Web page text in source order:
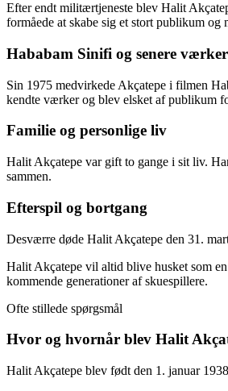
Efter endt militærtjeneste blev Halit
formåede at skabe sig et stort publikum og
Hababam Sinifi og senere værker
Sin 1975 medvirkede Akçatepe i filmen
kendte værker og blev elsket af publikum
Familie og personlige liv
Halit Akçatepe var gift to gange i sit liv.
sammen.
Efterspil og bortgang
Desværre døde Halit Akçatepe den 31.
Halit Akçatepe vil altid blive husket som
kommende generationer af skuespillere.
Ofte stillede spørgsmål
Hvor og hvornår blev Halit
Halit Akçatepe blev født den 1. januar